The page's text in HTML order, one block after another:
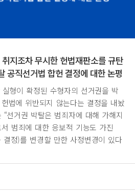
지조차 무시한 헌법재판소를 규탄
공직선거법 합헌 결정에 대한 논평
형이 확정된 수형자의 선거권을 박
법에 위반되지 않는다는 결정을 내놨
선거권 박탈은 범죄자에 대해 가해지
범죄에 대한 응보적 기능도 가진
결정)를 변경할 만한 사정변경이 있다